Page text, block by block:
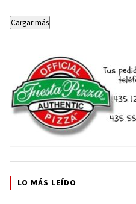
Cargar más
LO MÁS LEÍDO